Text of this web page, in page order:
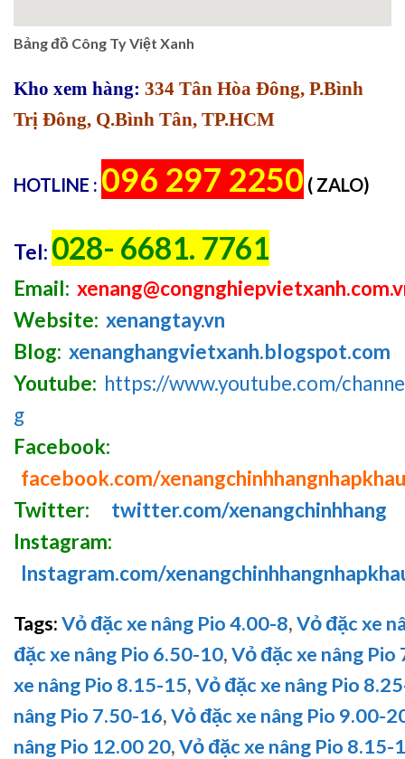
Bảng đồ Công Ty Việt Xanh
Kho xem hàng: 334 Tân Hòa Đông, P.Bình
Trị Đông, Q.Bình Tân, TP.HCM
HOTLINE : 096 297 2250 ( ZALO)
Tel: 028- 6681. 7761
Email:
Website: xenangtay.vn
Blog: xenanghangvietxanh.blogspot.com
Youtube: https://www.youtube.com/
g
Facebook:
facebook.com/xenangchinhhangnhapkhau
Twitter:
twitter.com/xenangchinhhang
Instagram:
Instagram.com/
Tags:Vỏ đặc xe nâng Pio 4.00-8,Vỏ đặc xe
đặc xe nâng Pio 6.50-10,Vỏ đặc xe nâng Pio
xe nâng Pio 8.15-15,Vỏ đặc xe nâng Pio
nâng Pio 7.50-16,Vỏ đặc xe nâng Pio 9.00-
nâng Pio 12.00 20,Vỏ đặc xe nâng Pio 8.15-